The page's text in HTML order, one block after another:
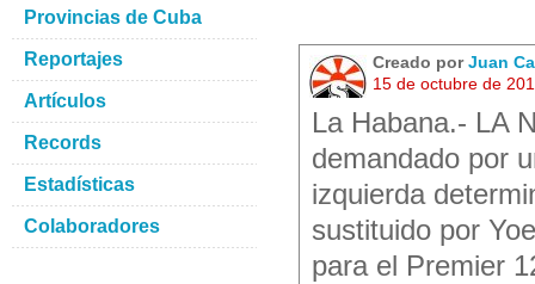
Creado porJuan
15 de octubre de
La Habana.- LA
demandado por
izquierda
sustituido por
para el Premier
Provincias de Cuba
Reportajes
Artículos
Records
Estadísticas
Colaboradores